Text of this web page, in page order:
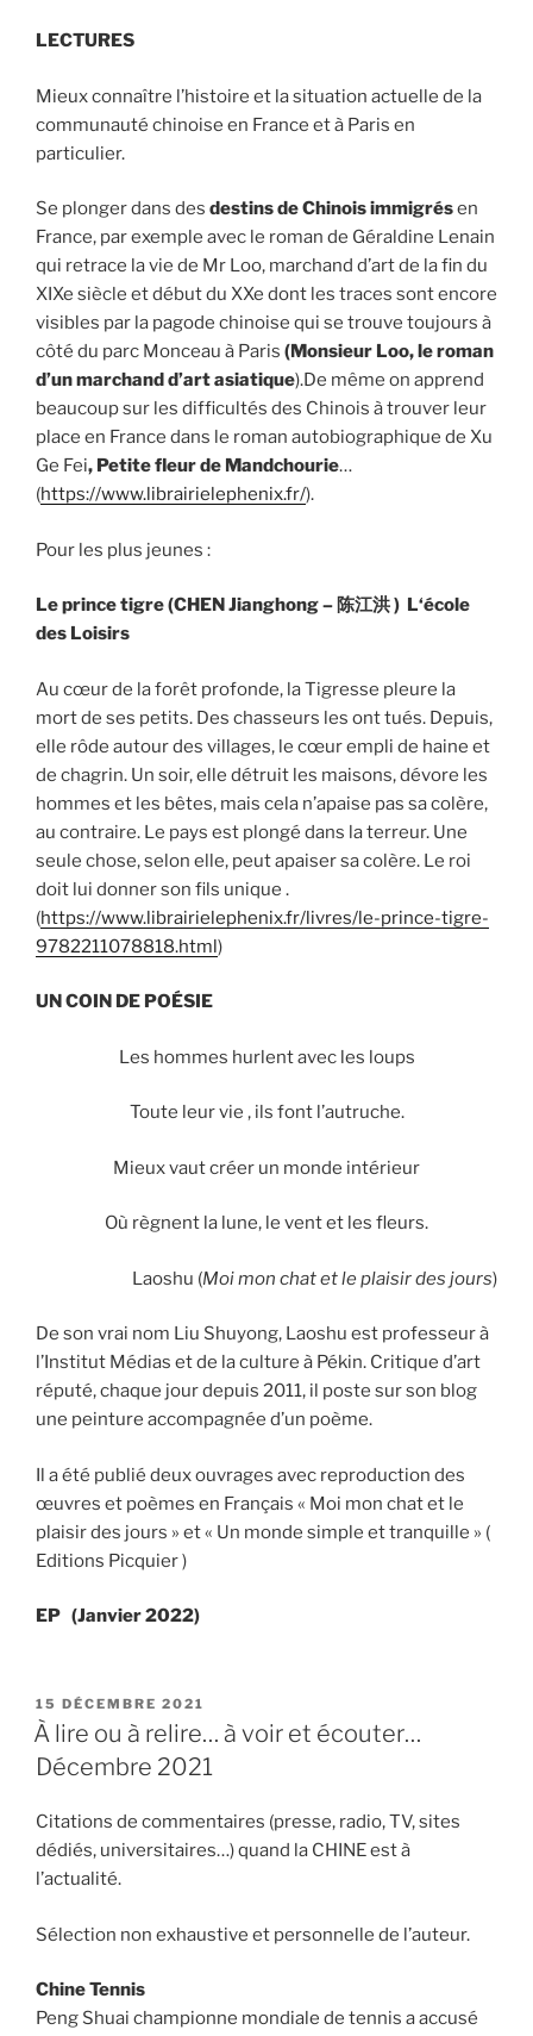
LECTURES
Mieux connaître l’histoire et la situation actuelle de la
communauté chinoise en France et à Paris en
particulier.
Se plonger dans des destins de Chinois immigrésen
France, par exemple avec le roman de Géraldine Lenain
qui retrace la vie de Mr Loo, marchand d’art de la fin du
XIXe siècle et début du XXe dont les traces sont encore
visibles par la pagode chinoise qui se trouve toujours à
côté du parc Monceau à Paris (Monsieur Loo, le roman
d’un marchand d’art asiatique).De même on apprend
beaucoup sur les difficultés des Chinois à trouver leur
place en France dans le roman autobiographique de Xu
Ge Fei, Petite fleur de Mandchourie…
(https://www.librairielephenix.fr/).
Pour les plus jeunes :
Le prince tigre (CHEN Jianghong – 陈江洪) L‘école
des Loisirs
Au cœur de la forêt profonde, la Tigresse pleure la
mort de ses petits. Des chasseurs les ont tués. Depuis,
elle rôde autour des villages, le cœur empli de haine et
de chagrin. Un soir, elle détruit les maisons, dévore les
hommes et les bêtes, mais cela n’apaise pas sa colère,
au contraire. Le pays est plongé dans la terreur. Une
seule chose, selon elle, peut apaiser sa colère. Le roi
doit lui donner son fils unique .
(https://www.librairielephenix.fr/livres/le-prince-tigre-
9782211078818.html)
UN COIN DE POÉSIE
Les hommes hurlent avec les loups
Toute leur vie , ils font l’autruche.
Mieux vaut créer un monde intérieur
Où règnent la lune, le vent et les fleurs.
Laoshu (Moi mon chat et le plaisir des jours)
De son vrai nom Liu Shuyong, Laoshu est professeur à
l’Institut Médias et de la culture à Pékin. Critique d’art
réputé, chaque jour depuis 2011, il poste sur son blog
une peinture accompagnée d’un poème.
Il a été publié deux ouvrages avec reproduction des
œuvres et poèmes en Français « Moi mon chat et le
plaisir des jours » et « Un monde simple et tranquille » (
Editions Picquier )
EP (Janvier 2022)
PUBLIÉ
LE
15 DÉCEMBRE 2021
À lire ou à relire… à voir et écouter…
Décembre 2021
Citations de commentaires (presse, radio, TV, sites
dédiés, universitaires…) quand la CHINE est à
l’actualité.
Sélection non exhaustive et personnelle de l’auteur.
Chine Tennis
Peng Shuai championne mondiale de tennis a accusé